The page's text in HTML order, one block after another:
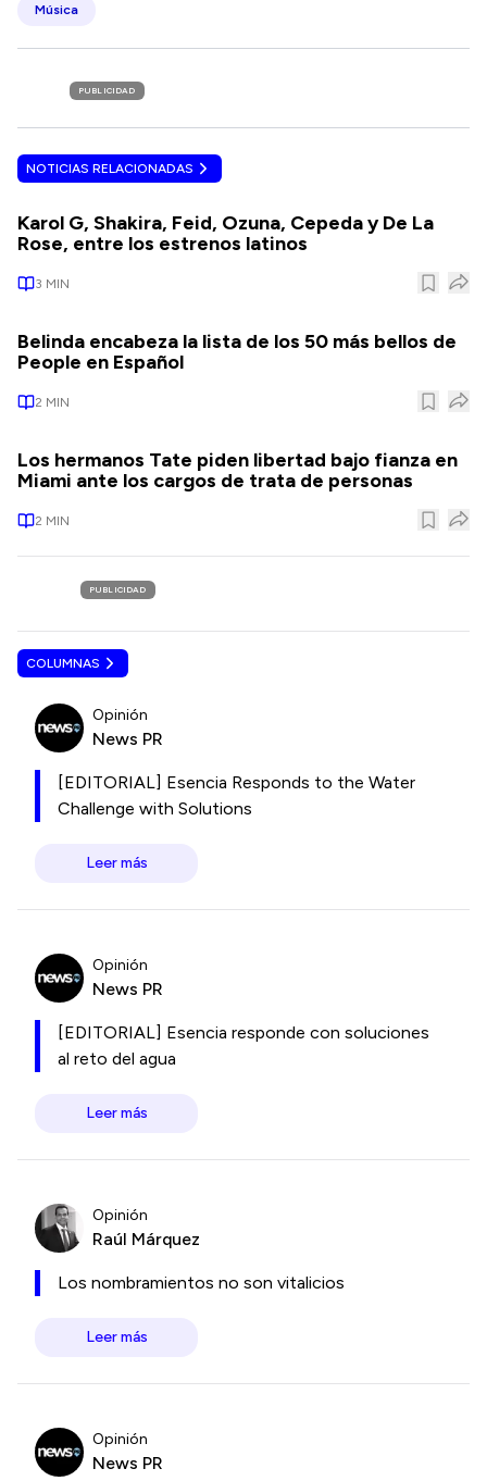
Música
PUBLICIDAD
NOTICIAS RELACIONADAS
Karol G, Shakira, Feid, Ozuna, Cepeda y De La
Rose, entre los estrenos latinos
3 MIN
Belinda encabeza la lista de los 50 más bellos de
People en Español
2 MIN
Los hermanos Tate piden libertad bajo fianza en
Miami ante los cargos de trata de personas
2 MIN
PUBLICIDAD
COLUMNAS
Opinión
News PR
[EDITORIAL] Esencia Responds to the Water
Challenge with Solutions
Leer más
Opinión
News PR
[EDITORIAL] Esencia responde con soluciones
al reto del agua
Leer más
Opinión
Raúl Márquez
Los nombramientos no son vitalicios
Leer más
Opinión
News PR